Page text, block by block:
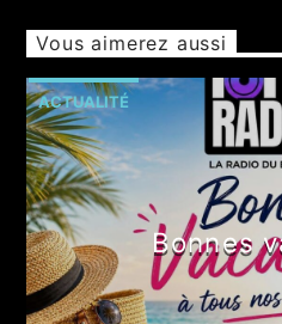
Vous aimerez aussi
ACTUALITÉ
Bonnes